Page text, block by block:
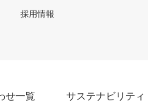
採用情報
せ一覧 サステナビリティ